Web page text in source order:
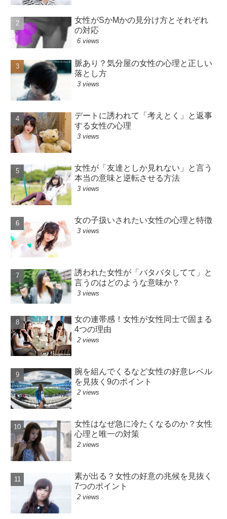
女性がSかMかの見分け方とそれぞれ
の対応
6 views
脈あり？気分屋の女性の心理と正しい
落とし方
3 views
デートに誘われて「考えとく」と返事
する女性の心理
3 views
女性が「友達としか見れない」と言う
本当の意味と逆転させる方法
3 views
女の子扱いされたい女性の心理と特徴
3 views
誘われた女性が「バタバタしてて」と
言うのはどのような意味か？
3 views
女の連帯感！女性が女性同士で固まる
4つの理由
2 views
腕を組んでくるなど女性の好意レベル
を見抜く9のポイント
2 views
女性はなぜ急に冷たくなるのか？女性
心理と唯一の対策
2 views
素が出る？女性の好意の兆候を見抜く
7つのポイント
2 views